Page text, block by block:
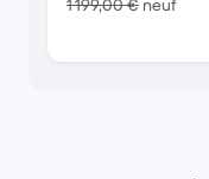
1 199,00 € neuf